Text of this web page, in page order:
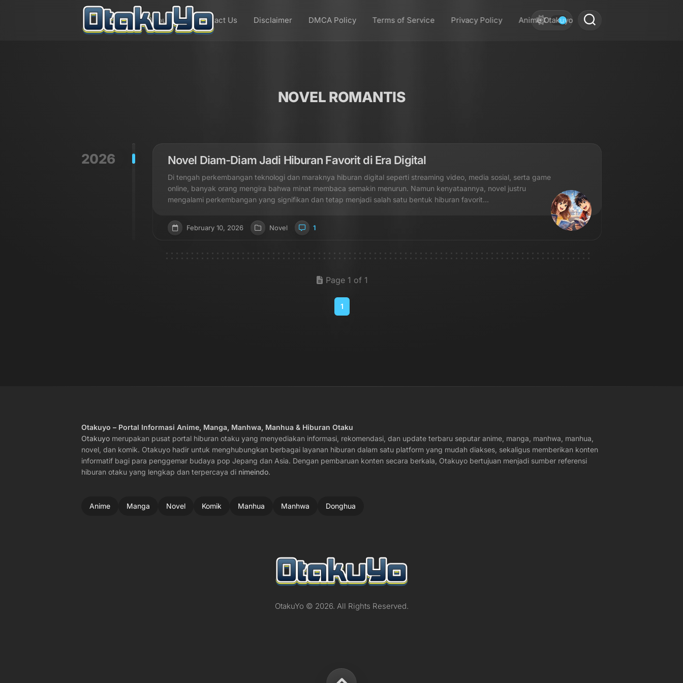
Home About Us Contact Us Disclaimer DMCA Policy Terms of Service Privacy Policy Anime Otakuyo
NOVEL ROMANTIS
2026 Novel Diam-Diam Jadi Hiburan Favorit di Era Digital
Di tengah perkembangan teknologi dan maraknya hiburan digital seperti streaming video, media sosial, serta game
online, banyak orang mengira bahwa minat membaca semakin menurun. Namun kenyataannya, novel justru
mengalami perkembangan yang signifikan dan tetap menjadi salah satu bentuk hiburan favorit...
February 10, 2026 Novel 1
Page 1 of 1
1
Otakuyo – Portal Informasi Anime, Manga, Manhwa, Manhua & Hiburan Otaku
Otakuyo merupakan pusat portal hiburan otaku yang menyediakan informasi, rekomendasi, dan update terbaru seputar anime, manga, manhwa, manhua,
novel, dan komik. Otakuyo hadir untuk menghubungkan berbagai layanan hiburan dalam satu platform yang mudah diakses, sekaligus memberikan konten
informatif bagi para penggemar budaya pop Jepang dan Asia. Dengan pembaruan konten secara berkala, Otakuyo bertujuan menjadi sumber referensi
hiburan otaku yang lengkap dan terpercaya di nimeindo.
Anime Manga Novel Komik Manhua Manhwa Donghua
OtakuYo © 2026. All Rights Reserved.